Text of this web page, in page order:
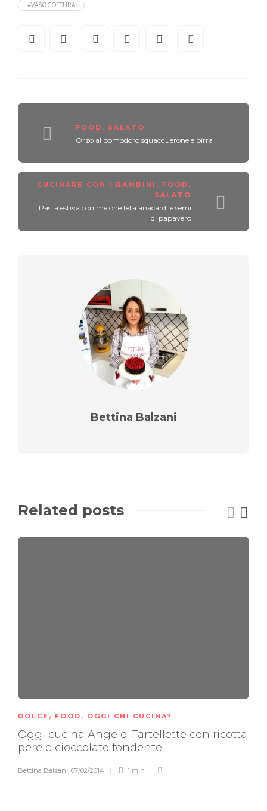
#VASOCOTTURA
FOOD , SALATO
Orzo al pomodoro squacquerone e birra
CUCINARE CON I BAMBINI , FOOD ,
SALATO
Pasta estiva con melone feta anacardi e semi
di papavero
Bettina Balzani
Related posts
DOLCE , FOOD , OGGI CHI CUCINA?
Oggi cucina Angelo: Tartellette con ricotta
pere e cioccolato fondente
Bettina Balzani, 07/02/2014 1 min